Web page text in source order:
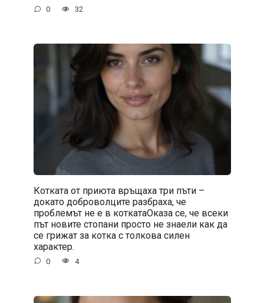
0 32
Котката от приюта връщаха три пъти –
докато доброволците разбраха, че
проблемът не е в коткатаОказа се, че всеки
път новите стопани просто не знаели как да
се грижат за котка с толкова силен
характер.
0 4